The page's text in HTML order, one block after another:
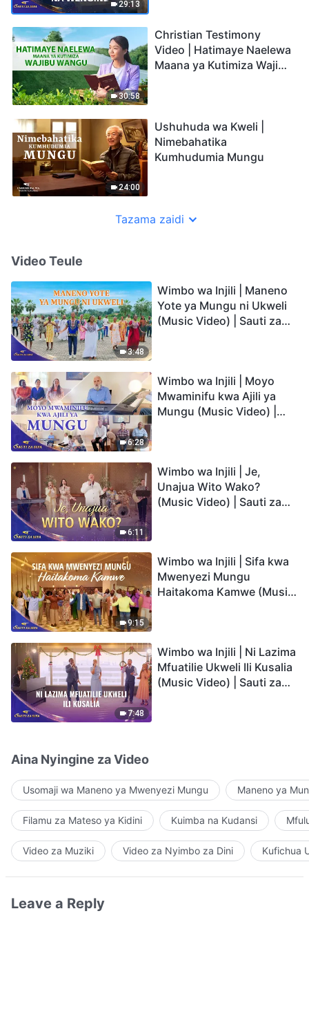
29:13
30:58
Christian Testimony
Video | Hatimaye Naelewa
Maana ya Kutimiza Wajibu
24:00
Ushuhuda wa Kweli |
Nimebahatika
Kumhudumia Mungu
Tazama zaidi
Video Teule
3:48
Wimbo wa Injili | Maneno
Yote ya Mungu ni Ukweli
(Music Video) | Sauti za
6:28
Wimbo wa Injili | Moyo
Mwaminifu kwa Ajili ya
Mungu (Music Video) |
6:11
Wimbo wa Injili | Je,
Unajua Wito Wako?
(Music Video) | Sauti za
9:15
Wimbo wa Injili | Sifa kwa
Mwenyezi Mungu
Haitakoma Kamwe (Music
7:48
Wimbo wa Injili | Ni Lazima
Mfuatilie Ukweli Ili Kusalia
(Music Video) | Sauti za
Aina Nyingine za Video
Usomaji wa Maneno ya Mwenyezi Mungu Maneno ya
Filamu za Mateso ya Kidini Kuimba na Kudansi
Video za Muziki Video za Nyimbo za Dini Kufichua
Leave a Reply